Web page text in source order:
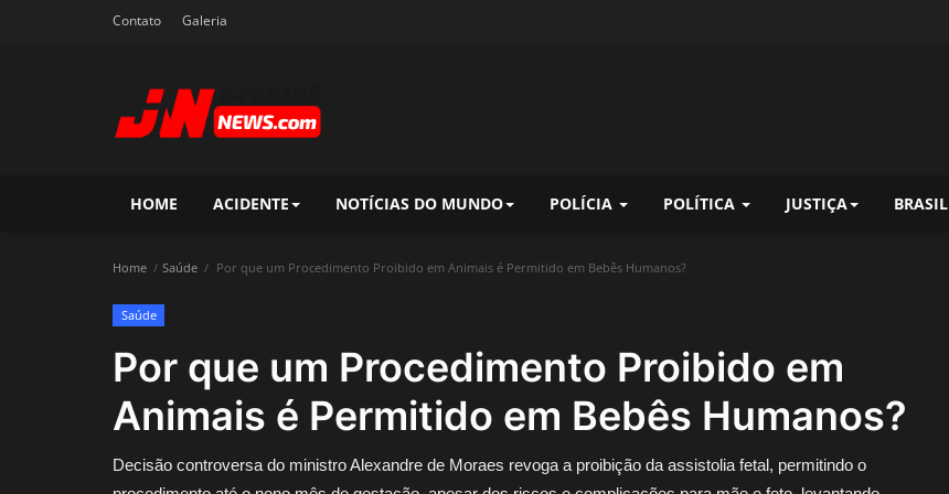
Contato Galeria
HOME ACIDENTE NOTÍCIAS DO MUNDO POLÍCIA POLÍTICA JUSTIÇA BRASIL
Home Saúde Por que um Procedimento Proibido em Animais é Permitido em Bebês Humanos?
Saúde
Por que um Procedimento Proibido em
Animais é Permitido em Bebês Humanos?
Decisão controversa do ministro Alexandre de Moraes revoga a proibição da assistolia fetal, permitindo o